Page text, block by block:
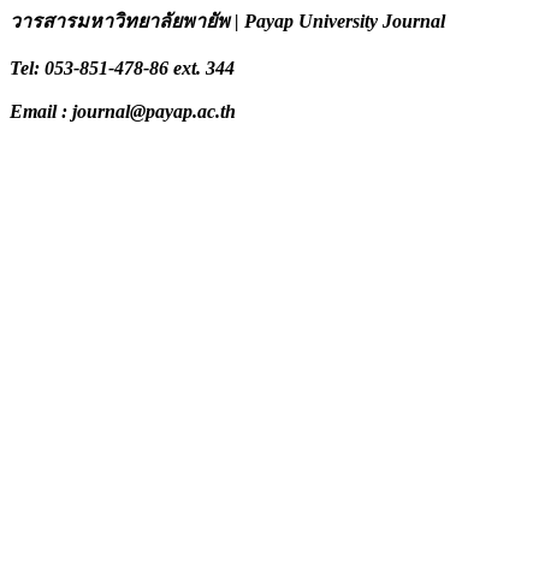
วารสารมหาวิทยาลัยพายัพ | Payap University Journal
Tel: 053-851-478-86 ext. 344
Email : journal@payap.ac.th